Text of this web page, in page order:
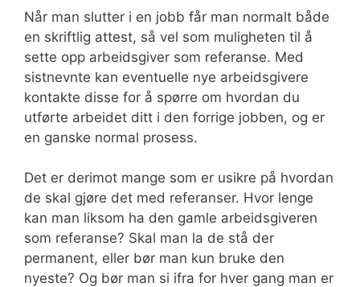
Når man slutter i en jobb får man normalt både
en skriftlig attest, så vel som muligheten til å
sette opp arbeidsgiver som referanse. Med
sistnevnte kan eventuelle nye arbeidsgivere
kontakte disse for å spørre om hvordan du
utførte arbeidet ditt i den forrige jobben, og er
en ganske normal prosess.
Det er derimot mange som er usikre på hvordan
de skal gjøre det med referanser. Hvor lenge
kan man liksom ha den gamle arbeidsgiveren
som referanse? Skal man la de stå der
permanent, eller bør man kun bruke den
nyeste? Og bør man si ifra for hver gang man er